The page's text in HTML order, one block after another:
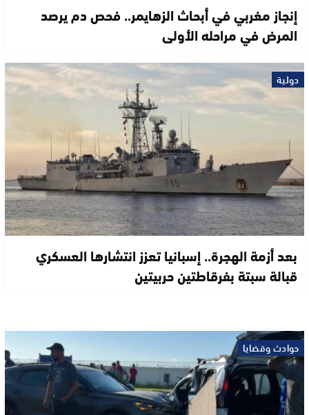
إنجاز مغربي في أبحاث الزهايمر.. فحص دم يرصد
المرض في مراحله الأولى
دولية
بعد أزمة الهجرة.. إسبانيا تعزز انتشارها العسكري
قبالة سبتة بفرقاطتين حربيتين
حوادث وقضايا